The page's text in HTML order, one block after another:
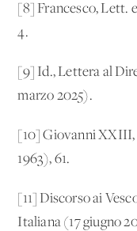
[8] Francesco, Lett.
4.
[9] Id., Lettera al
marzo 2025).
[10] Giovanni XXIII,
1963), 61.
[11] Discorso ai
Italiana (17 giugno